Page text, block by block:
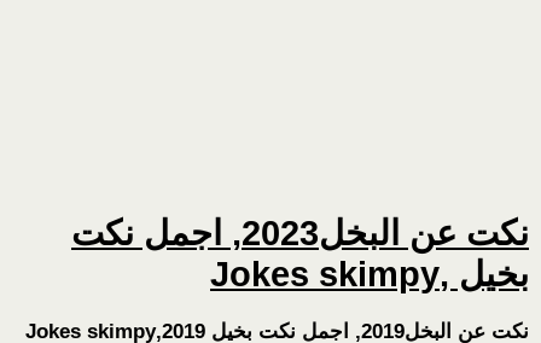
نكت عن البخل2023, اجمل نكت
بخيل ,Jokes skimpy
نكت عن البخل2019, اجمل نكت بخيل 2019,Jokes skimpy